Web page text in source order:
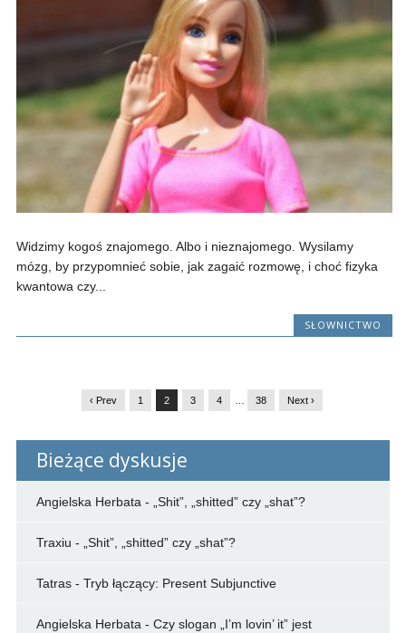
Widzimy kogoś znajomego. Albo i nieznajomego. Wysilamy
mózg, by przypomnieć sobie, jak zagaić rozmowę, i choć fizyka
kwantowa czy...
SŁOWNICTWO
‹ Prev 1 2 3 4 38 Next ›
Bieżące dyskusje
Angielska Herbata - „Shit”, „shitted” czy „shat”?
Traxiu - „Shit”, „shitted” czy „shat”?
Tatras- Tryb łączący: Present Subjunctive
Angielska Herbata - Czy slogan „I’m lovin’ it” jest